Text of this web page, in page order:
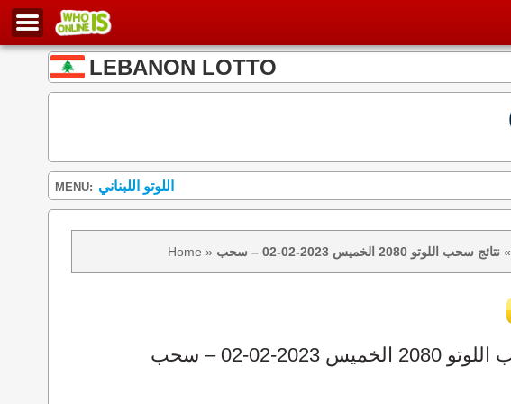
LEBANON LOTTO
MENU: اللوتو اللبناني
Home » »
نتائج سحب اللوتو 2080 الخميس 2023-02-02 – سحب zeed زيد loto 2080 loto 2080 نتيجة اللوتو الخميس – سحب اللوتو